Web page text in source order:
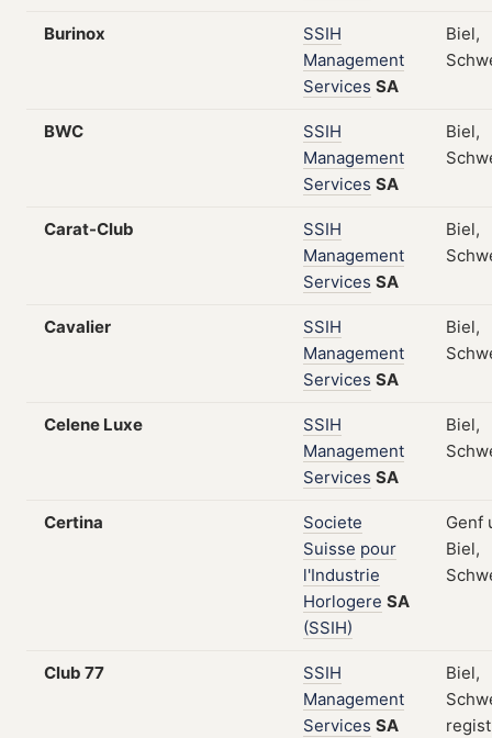
Burinox
SSIH
Management
Services SA
Biel,
BWC
SSIH
Management
Services SA
Biel,
Carat-Club
SSIH
Management
Services SA
Biel,
Cavalier
SSIH
Management
Services SA
Biel,
Celene Luxe
SSIH
Management
Services SA
Biel,
Certina
Societe
Suisse pour
l'Industrie
Horlogere SA
(SSIH)
Genf
Biel,
Club 77
SSIH
Management
Services SA
Biel,